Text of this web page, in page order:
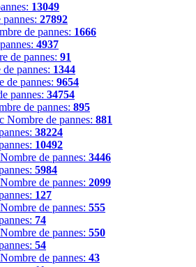
13049
27892
de pannes: 1666
4937
de pannes: 91
pannes: 1344
de pannes: 9654
pannes: 34754
de pannes: 895
Nombre de pannes: 881
38224
10492
Nombre de pannes: 3446
5984
Nombre de pannes: 2099
127
Nombre de pannes: 555
74
Nombre de pannes: 550
54
Nombre de pannes: 43